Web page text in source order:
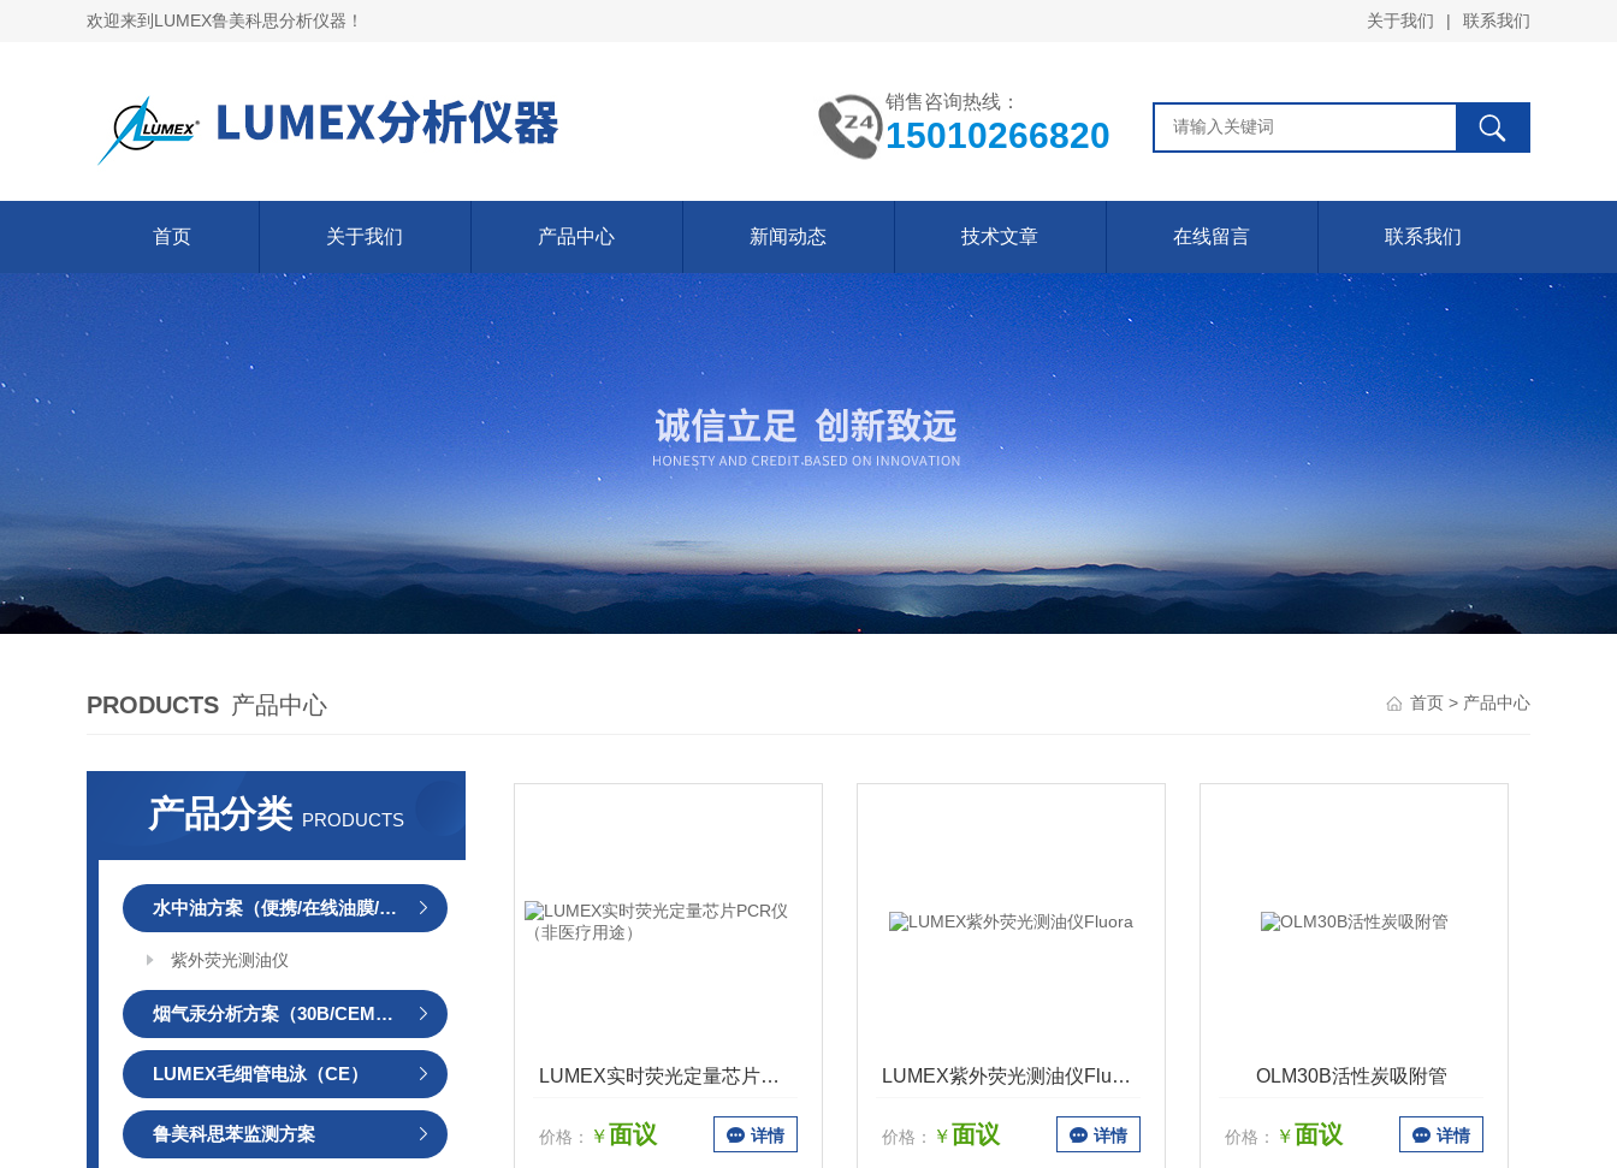
欢迎来到LUMEX鲁美科思分析仪器！ 关于我们 | 联系我们
销售咨询热线：
15010266820
首页 关于我们 产品中心 新闻动态 技术文章 在线留言 联系我们
PRODUCTS 产品中心 首页 > 产品中心
产品分类 PRODUCTS
水中油方案（便携/在线油膜/在线）
紫外荧光测油仪
烟气汞分析方案（30B/CEMS/OH）
LUMEX毛细管电泳（CE）
鲁美科思苯监测方案
LUMEX实时荧光定量芯片PCR仪（非医疗用途）
价格： ￥面议 详情
LUMEX紫外荧光测油仪Fluora
价格： ￥面议 详情
OLM30B活性炭吸附管
价格： ￥面议 详情